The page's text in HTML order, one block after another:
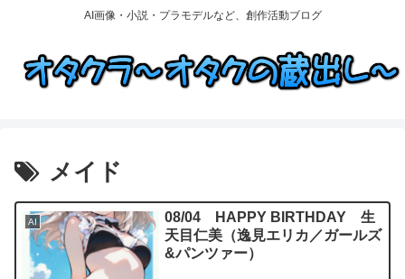
AI画像・小説・プラモデルなど、創作活動ブログ
メイド
AI
08/04 HAPPY BIRTHDAY 生
天目仁美（逸見エリカ／ガールズ
&パンツァー）